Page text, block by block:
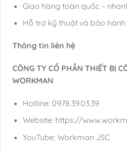
Giao hàng toàn quốc –
Hỗ trợ kỹ thuật và bảo
Thông tin liên hệ
CÔNG TY CỔ PHẦN THIẾT BỊ
WORKMAN
Hotline: 0978.39.03.39
Website: https://
YouTube: Workman JSC